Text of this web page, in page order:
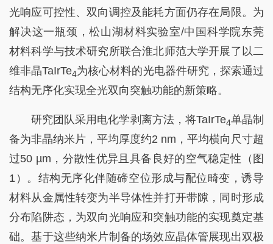
光响应可控性、双向调控及能耗方面仍存在局限。为
解决这一瓶颈，松山湖材料实验室/中国科学院东莞
材料科学与技术研究所联合淮北师范大学开展了以二
维非晶TaIrTe4为核心材料的光电器件研究，探索通过
结构无序化实现全光双向突触功能的新策略。
研究团队采用电化学剥离方法，将TaIrTe4单晶制
备为非晶纳米片，平均厚度约2 nm，平均横向尺寸超
过50 µm，分散性优异且具备良好的空气稳定性（图
1）。结构无序化伴随碲空位形成与配位畸变，诱导
材料从金属性转变为半导体性并打开带隙，同时形成
分布陷阱态，为双向光响应和突触功能的实现奠定基
础。基于这些纳米片制备的场效应晶体管展现出双极